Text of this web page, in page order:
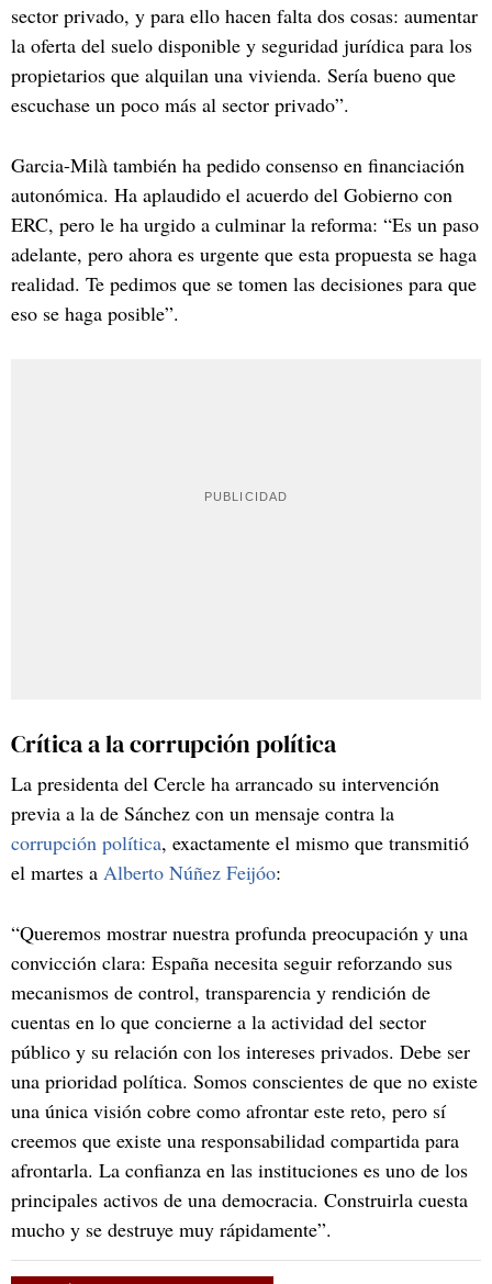
sector privado, y para ello hacen falta dos cosas: aumentar
la oferta del suelo disponible y seguridad jurídica para los
propietarios que alquilan una vivienda. Sería bueno que
escuchase un poco más al sector privado”.
Garcia-Milà también ha pedido consenso en financiación
autonómica. Ha aplaudido el acuerdo del Gobierno con
ERC, pero le ha urgido a culminar la reforma: “Es un paso
adelante, pero ahora es urgente que esta propuesta se haga
realidad. Te pedimos que se tomen las decisiones para que
eso se haga posible”.
Crítica a la corrupción política
La presidenta del Cercle ha arrancado su intervención
previa a la de Sánchez con un mensaje contra la
corrupción política, exactamente el mismo que transmitió
el martes a Alberto Núñez Feijóo:
“Queremos mostrar nuestra profunda preocupación y una
convicción clara: España necesita seguir reforzando sus
mecanismos de control, transparencia y rendición de
cuentas en lo que concierne a la actividad del sector
público y su relación con los intereses privados. Debe ser
una prioridad política. Somos conscientes de que no existe
una única visión cobre como afrontar este reto, pero sí
creemos que existe una responsabilidad compartida para
afrontarla. La confianza en las instituciones es uno de los
principales activos de una democracia. Construirla cuesta
mucho y se destruye muy rápidamente”.